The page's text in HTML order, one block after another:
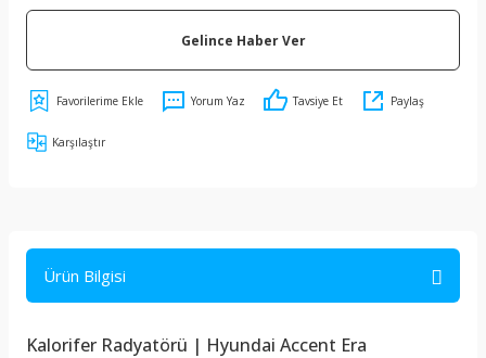
Gelince Haber Ver
Yorum Yaz Tavsiye Et Paylaş
Karşılaştır
Ürün Bilgisi
Kalorifer Radyatörü | Hyundai Accent Era